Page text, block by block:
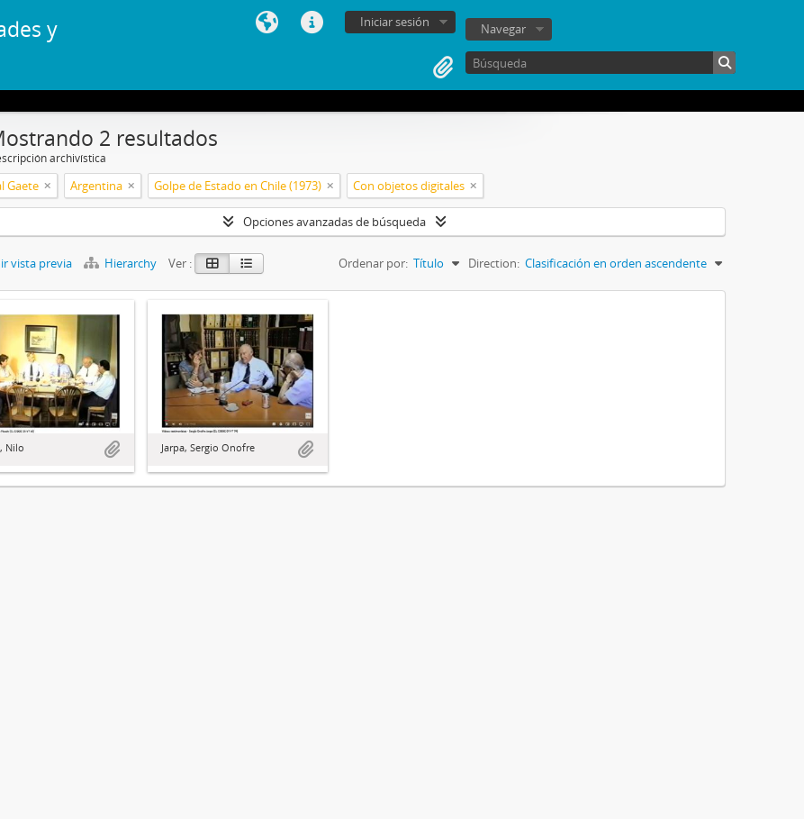
y
Iniciar sesión Navegar
2 resultados
archivística
Gaete Argentina Golpe de Estado en Chile (1973) Con objetos digitales
Opciones avanzadas de búsqueda
vista previa Hierarchy Ver : Ordenar por: Título Direction: Clasificación en orden ascendente
Nilo Jarpa, Sergio Onofre